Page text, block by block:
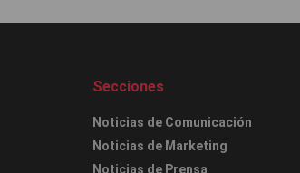
Secciones
Noticias de Comunicación
Noticias de Marketing
Noticias de Prensa